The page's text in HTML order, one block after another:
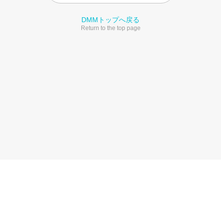
DMMトップへ戻る
Return to the top page